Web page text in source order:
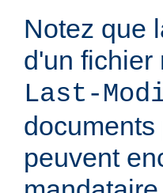
Notez que
d'un fichier
Last-
peuvent